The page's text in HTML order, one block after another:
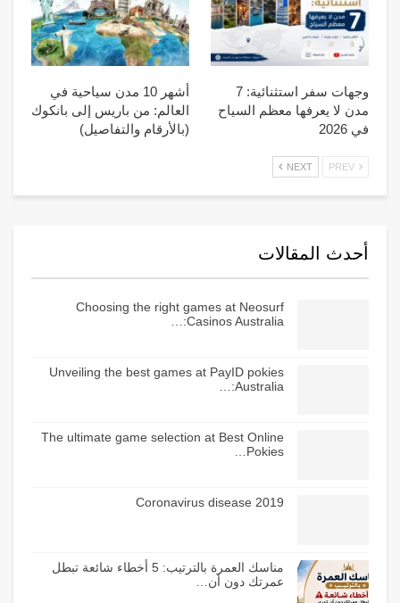
وجهات سفر استثنائية: 7
مدن لا يعرفها معظم السياح
في 2026
أشهر 10 مدن سياحية في
العالم: من باريس إلى بانكوك
(بالأرقام والتفاصيل)
NEXT
أحدث المقالات
Choosing the right games at Neosurf
Casinos Australia:…
Unveiling the best games at PayID pokies
Australia:…
The ultimate game selection at Best Online
Pokies…
Coronavirus disease 2019
مناسك العمرة بالترتيب: 5 أخطاء شائعة تبطل
عمرتك دون أن…